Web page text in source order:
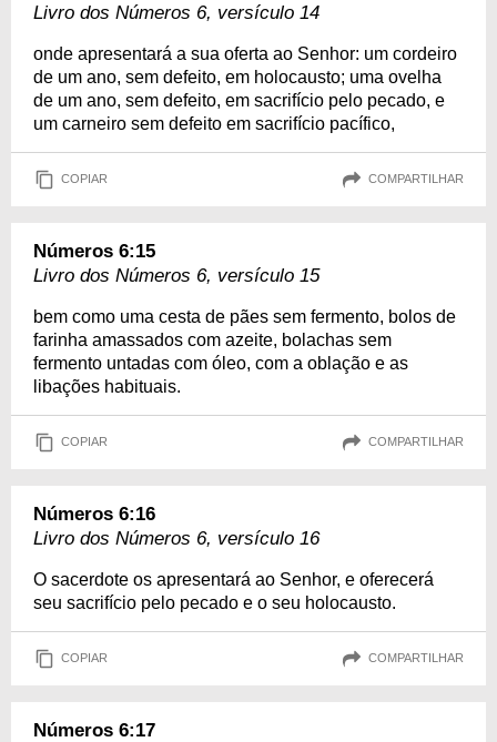
Livro dos Números 6, versículo 14
onde apresentará a sua oferta ao Senhor: um cordeiro
de um ano, sem defeito, em holocausto; uma ovelha
de um ano, sem defeito, em sacrifício pelo pecado, e
um carneiro sem defeito em sacrifício pacífico,
COPIAR COMPARTILHAR
Números 6:15
Livro dos Números 6, versículo 15
bem como uma cesta de pães sem fermento, bolos de
farinha amassados com azeite, bolachas sem
fermento untadas com óleo, com a oblação e as
libações habituais.
COPIAR COMPARTILHAR
Números 6:16
Livro dos Números 6, versículo 16
O sacerdote os apresentará ao Senhor, e oferecerá
seu sacrifício pelo pecado e o seu holocausto.
COPIAR COMPARTILHAR
Números 6:17